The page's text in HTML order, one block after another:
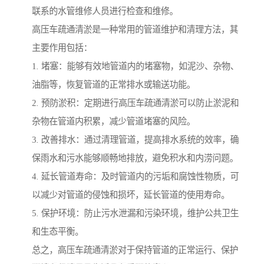
联系的水管维修人员进行检查和维修。
高压车疏通清淤是一种常用的管道维护和清理方法，其
主要作用包括：
1. 堵塞：能够有效地管道内的堵塞物，如泥沙、杂物、
油脂等，恢复管道的正常排水或输送功能。
2. 预防淤积：定期进行高压车疏通清淤可以防止淤泥和
杂物在管道内积累，减少管道堵塞的风险。
3. 改善排水：通过清理管道，提高排水系统的效率，确
保雨水和污水能够顺畅地排放，避免积水和内涝问题。
4. 延长管道寿命：及时管道内的污垢和腐蚀性物质，可
以减少对管道的侵蚀和损坏，延长管道的使用寿命。
5. 保护环境：防止污水泄漏和污染环境，维护公共卫生
和生态平衡。
总之，高压车疏通清淤对于保持管道的正常运行、保护